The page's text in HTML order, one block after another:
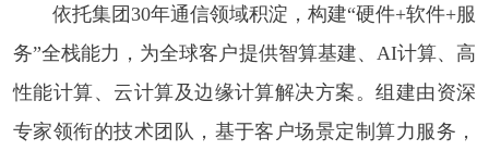
依托集团30年通信领域积淀，构建“硬件+软件+服
务”全栈能力，为全球客户提供智算基建、AI计算、高
性能计算、云计算及边缘计算解决方案。组建由资深
专家领衔的技术团队，基于客户场景定制算力服务，